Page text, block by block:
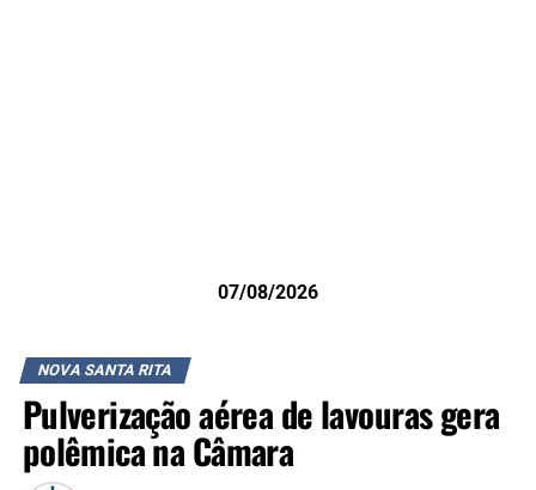
07/08/2026
NOVA SANTA RITA
Pulverização aérea de lavouras gera
polêmica na Câmara